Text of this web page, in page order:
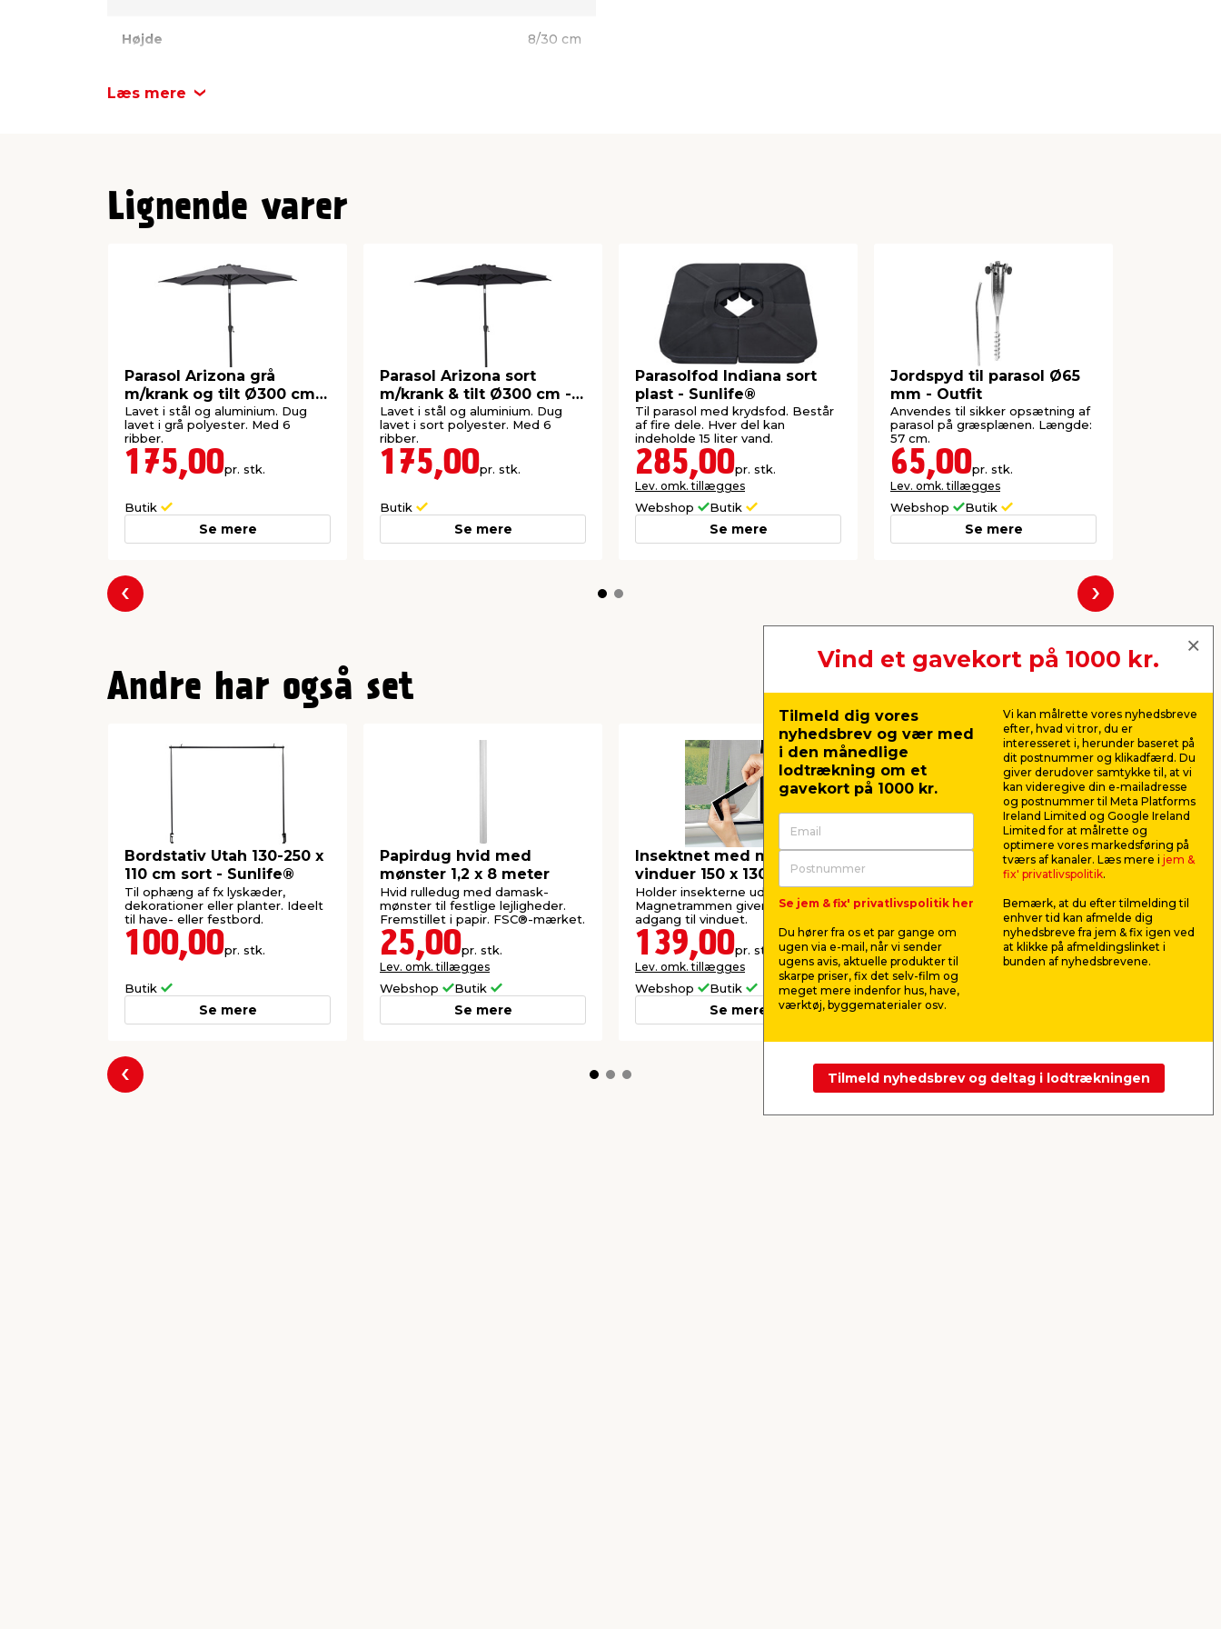
Højde 8/30 cm
Læs mere
Lignende varer
Parasol Arizona grå
m/krank og tilt Ø300 cm -
Sunlife®
Lavet i stål og aluminium. Dug
lavet i grå polyester. Med 6
ribber.
175,00pr. stk.
Butik
Se mere
Parasol Arizona sort
m/krank & tilt Ø300 cm -
Sunlife®
Lavet i stål og aluminium. Dug
lavet i sort polyester. Med 6
ribber.
175,00pr. stk.
Butik
Se mere
Parasolfod Indiana sort
plast - Sunlife®
Til parasol med krydsfod. Består
af fire dele. Hver del kan
indeholde 15 liter vand.
285,00pr. stk.
Lev. omk. tillægges
Webshop Butik
Se mere
Jordspyd til parasol Ø65
mm - Outfit
Anvendes til sikker opsætning af
parasol på græsplænen. Længde:
57 cm.
65,00pr. stk.
Lev. omk. tillægges
Webshop Butik
Se mere
Forrige Næste
Andre har også set
Bordstativ Utah 130-250 x
110 cm sort - Sunlife®
Til ophæng af fx lyskæder,
dekorationer eller planter. Ideelt
til have- eller festbord.
100,00pr. stk.
Butik
Se mere
Papirdug hvid med
mønster 1,2 x 8 meter
Hvid rulledug med damask-
mønster til festlige lejligheder.
Fremstillet i papir. FSC®-mærket.
25,00pr. stk.
Lev. omk. tillægges
Webshop Butik
Se mere
Insektnet med magnet til
vinduer 150 x 130 cm
Holder insekterne ude.
Magnetrammen giver nem
adgang til vinduet.
139,00pr. stk.
Lev. omk. tillægges
Webshop Butik
Se mere
Flagstang med
Dannebrog 160 cm
Til at stille frem på fx
fødselsdage. 160 cm.
98,00 pr. stk.
Lev. omk. tillægges
Webshop
Fluenet
Lev. omk.
Forrige Næste
Vind et gavekort på 1000 kr.
Tilmeld dig vores
nyhedsbrev og vær med
i den månedlige
lodtrækning om et
gavekort på 1000 kr.
Se jem & fix' privatlivspolitik her
Du hører fra os et par gange om
ugen via e-mail, når vi sender
ugens avis, aktuelle produkter til
skarpe priser, fix det selv-film og
meget mere indenfor hus, have,
værktøj, byggematerialer osv.
Vi kan målrette vores nyhedsbreve
efter, hvad vi tror, du er
interesseret i, herunder baseret på
dit postnummer og klikadfærd. Du
giver derudover samtykke til, at vi
kan videregive din e-mailadresse
og postnummer til Meta Platforms
Ireland Limited og Google Ireland
Limited for at målrette og
optimere vores markedsføring på
tværs af kanaler. Læs mere i jem &
fix' privatlivspolitik.
Bemærk, at du efter tilmelding til
enhver tid kan afmelde dig
nyhedsbreve fra jem & fix igen ved
at klikke på afmeldingslinket i
bunden af nyhedsbrevene.
Tilmeld nyhedsbrev og deltag i lodtrækningen